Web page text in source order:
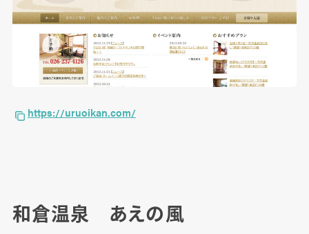
https://uruoikan.com/
和倉温泉 あえの風